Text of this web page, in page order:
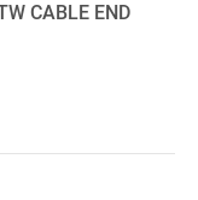
CABLE END